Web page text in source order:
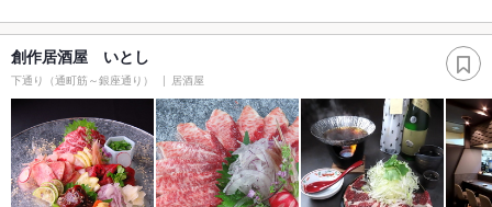
創作居酒屋 いとし
下通り（通町筋～銀座通り） 居酒屋